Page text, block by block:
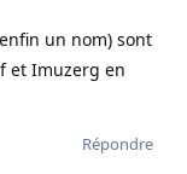
un nom) sont
et Imuzerg en
Répondre